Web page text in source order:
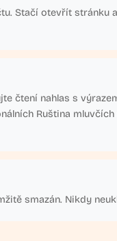
Stačí otevřít stránku
čtení nahlas s
Ruština
smazán. Nikdy